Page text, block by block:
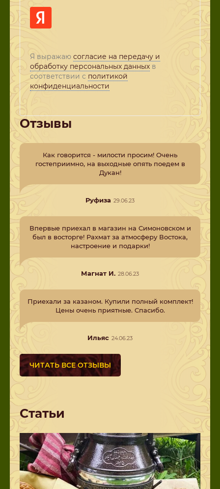
Отзывы
Как говорится - милости просим! Очень
гостеприимно, на выходные опять поедем в
Дукан!
Руфиза 29.06.23
Впервые приехал в магазин на Симоновском и
был в восторге! Рахмат за атмосферу Востока,
настроение и подарки!
Магнат И. 28.06.23
Приехали за казаном. Купили полный комплект!
Цены очень приятные. Спасибо.
Ильяс 24.06.23
ЧИТАТЬ ВСЕ ОТЗЫВЫ
Статьи
Я выражаю согласие на передачу и
обработку персональных данных в
соответствии с политикой
конфиденциальности